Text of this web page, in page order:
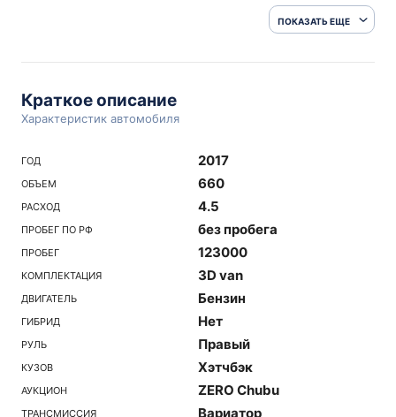
ПОКАЗАТЬ ЕЩЕ
Краткое описание
Характеристик автомобиля
ГОД 2017
ОБЪЕМ 660
РАСХОД 4.5
ПРОБЕГ ПО РФ без пробега
ПРОБЕГ 123000
КОМПЛЕКТАЦИЯ 3D van
ДВИГАТЕЛЬ Бензин
ГИБРИД Нет
РУЛЬ Правый
КУЗОВ Хэтчбэк
АУКЦИОН ZERO Chubu
ТРАНСМИССИЯ Вариатор